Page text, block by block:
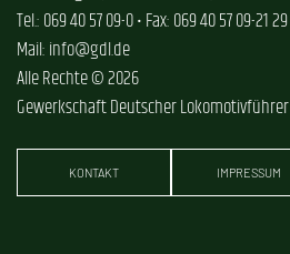
Tel.: 069 40 57 09-0 • Fax: 069 40 57 09-21 29
Mail: info@gdl.de
Alle Rechte © 2026
Gewerkschaft Deutscher Lokomotivführer
KONTAKT IMPRESSUM